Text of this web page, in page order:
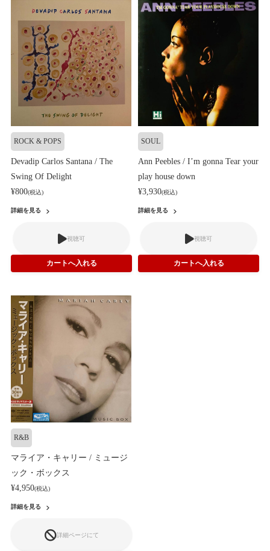
ROCK & POPS
Devadip Carlos Santana / The
Swing Of Delight
¥800(税込)
詳細を見る
視聴可
SOUL
Ann Peebles / I’m gonna Tear your
play house down
¥3,930(税込)
詳細を見る
視聴可
R&B
マライア・キャリー / ミュージ
ック・ボックス
¥4,950(税込)
詳細を見る
詳細ページにて